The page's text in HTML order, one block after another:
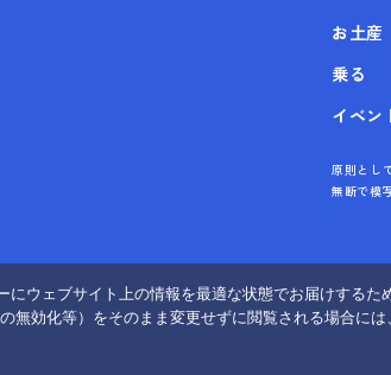
お土産
乗る
イベン
原則とし
無断で模
にウェブサイト上の情報を最適な状態でお届けするた
無効化等）をそのまま変更せずに閲覧される場合に